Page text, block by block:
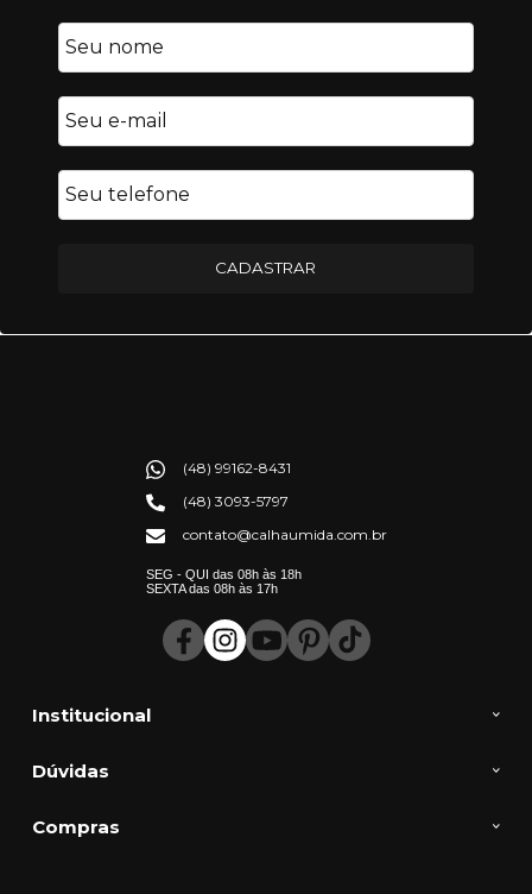
CADASTRAR
Institucional
Dúvidas
Compras
(48) 99162-8431
(48) 3093-5797
contato@calhaumida.com.br
SEG - QUI das 08h às 18h
SEXTA das 08h às 17h